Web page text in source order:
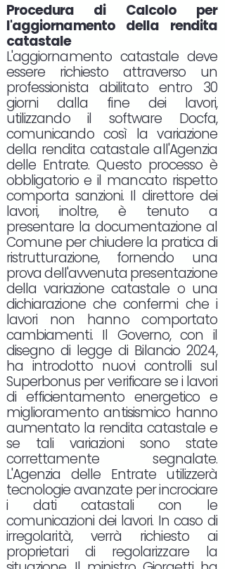
Procedura di Calcolo per
l'aggiornamento della rendita
catastale
L'aggiornamento catastale deve
essere richiesto attraverso un
professionista abilitato entro 30
giorni dalla fine dei lavori,
utilizzando il software Docfa,
comunicando così la variazione
della rendita catastale all'Agenzia
delle Entrate. Questo processo è
obbligatorio e il mancato rispetto
comporta sanzioni. Il direttore dei
lavori, inoltre, è tenuto a
presentare la documentazione al
Comune per chiudere la pratica di
ristrutturazione, fornendo una
prova dell'avvenuta presentazione
della variazione catastale o una
dichiarazione che confermi che i
lavori non hanno comportato
cambiamenti. Il Governo, con il
disegno di legge di Bilancio 2024,
ha introdotto nuovi controlli sul
Superbonus per verificare se i lavori
di efficientamento energetico e
miglioramento antisismico hanno
aumentato la rendita catastale e
se tali variazioni sono state
correttamente segnalate.
L'Agenzia delle Entrate utilizzerà
tecnologie avanzate per incrociare
i dati catastali con le
comunicazioni dei lavori. In caso di
irregolarità, verrà richiesto ai
proprietari di regolarizzare la